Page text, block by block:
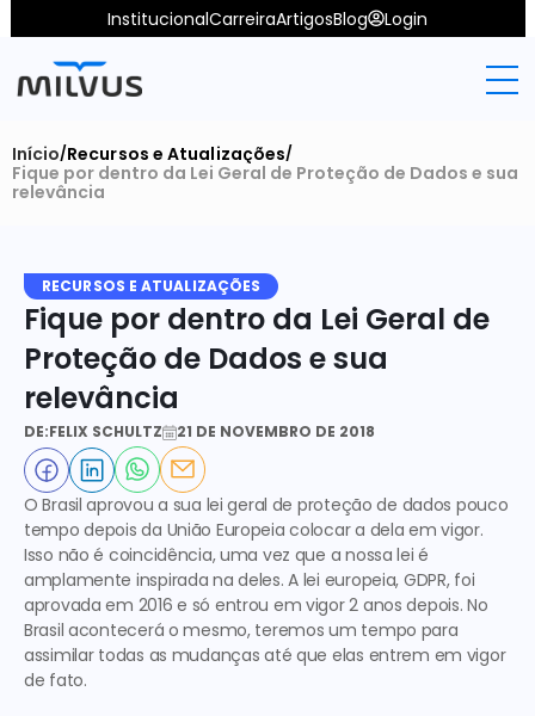
InstitucionalCarreiraArtigosBlog Login
Início/Recursos e Atualizações/
Fique por dentro da Lei Geral de Proteção de Dados e sua
relevância
RECURSOS E ATUALIZAÇÕES
Fique por dentro da Lei Geral de
Proteção de Dados e sua
relevância
DE:FELIX SCHULTZ 21 DE NOVEMBRO DE 2018
O Brasil aprovou a sua lei geral de proteção de dados pouco
tempo depois da União Europeia colocar a dela em vigor.
Isso não é coincidência, uma vez que a nossa lei é
amplamente inspirada na deles. A lei europeia, GDPR, foi
aprovada em 2016 e só entrou em vigor 2 anos depois. No
Brasil acontecerá o mesmo, teremos um tempo para
assimilar todas as mudanças até que elas entrem em vigor
de fato.